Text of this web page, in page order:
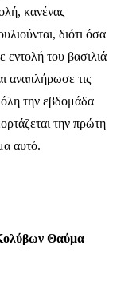
κανένας
διότι όσα
εντολή του βασιλιά
αναπλήρωσε τις
την εβδομάδα
την πρώτη
αυτό.
Θαύμα